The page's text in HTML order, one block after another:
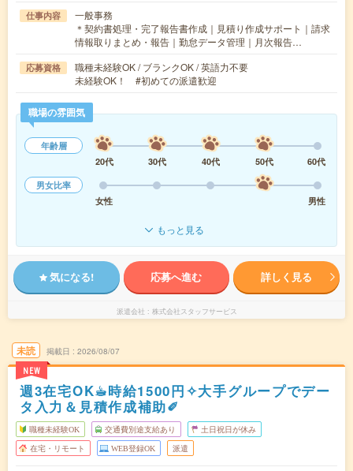
仕事内容
一般事務
＊契約書処理・完了報告書作成｜見積り作成サポート｜請求
情報取りまとめ・報告｜勤怠データ管理｜月次報告…
応募資格
職種未経験OK / ブランクOK / 英語力不要
未経験OK！ #初めての派遣歓迎
職場の雰囲気
年齢層
20代
30代 40代 50代
60代
男女比率
女性
男性
もっと見る
気になる! 応募へ進む 詳しく見る
派遣会社 株式会社スタッフサービス
未読
NEW
掲載日 2026/08/07
週3在宅OK☕︎時給1500円✧大手グループでデー
タ入力＆見積作成補助✐
職種未経験OK 交通費別途支給あり 土日祝日が休み
在宅・リモート WEB登録OK 派遣